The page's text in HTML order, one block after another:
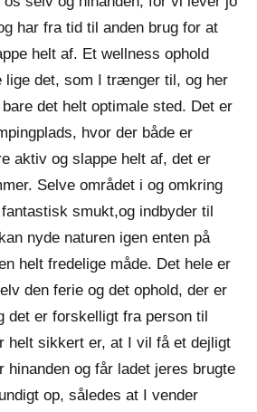
har fra tid til anden brug for at
helt af. Et wellness ophold
det, som I trænger til, og her
det helt optimale sted. Det er
hvor der både er
aktiv og slappe helt af, det er
Selve området i og omkring
smukt,og indbyder til
nyde naturen igen enten på
helt fredelige måde. Det hele er
den ferie og det ophold, der er
det er forskelligt fra person til
helt sikkert er, at I vil få et dejligt
hinanden og får ladet jeres brugte
op, således at I vender